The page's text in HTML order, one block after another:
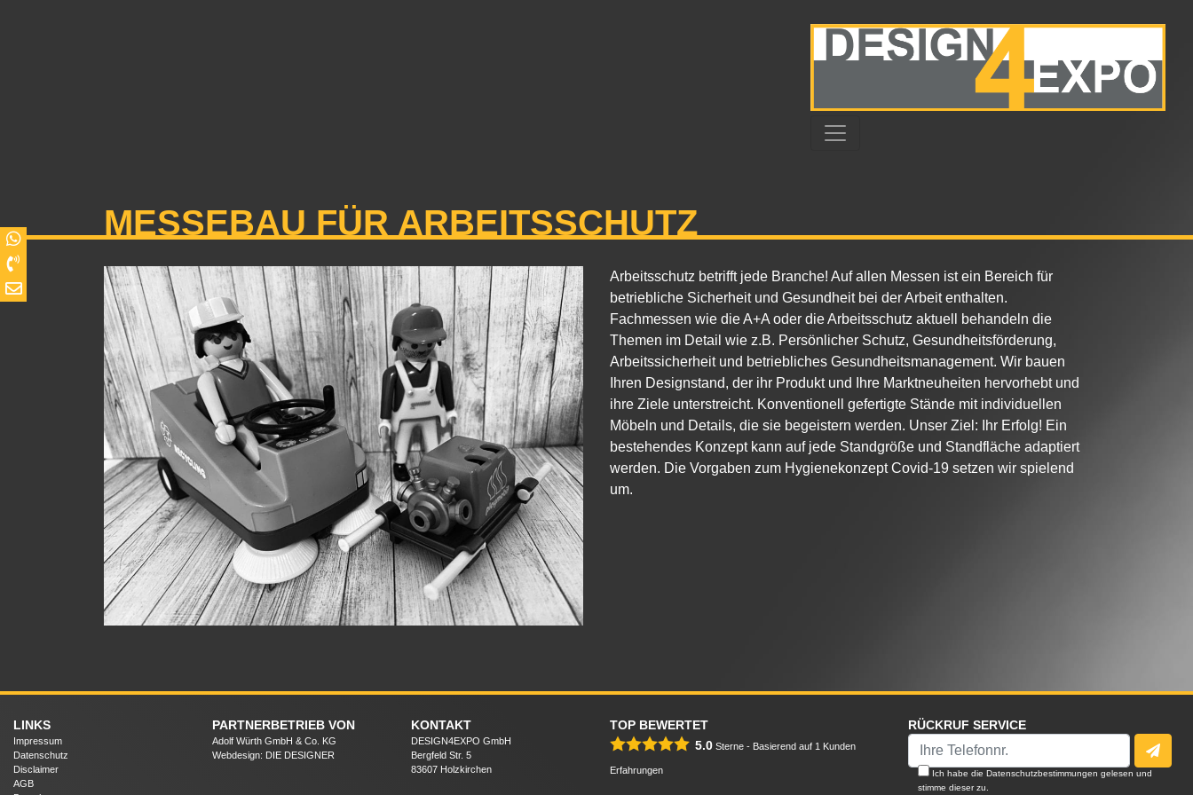
MESSEBAU FÜR ARBEITSSCHUTZ
Arbeitsschutz betrifft jede Branche! Auf allen Messen ist ein Bereich für
betriebliche Sicherheit und Gesundheit bei der Arbeit enthalten.
Fachmessen wie die A+A oder die Arbeitsschutz aktuell behandeln die
Themen im Detail wie z.B. Persönlicher Schutz, Gesundheitsförderung,
Arbeitssicherheit und betriebliches Gesundheitsmanagement. Wir bauen
Ihren Designstand, der ihr Produkt und Ihre Marktneuheiten hervorhebt und
ihre Ziele unterstreicht. Konventionell gefertigte Stände mit individuellen
Möbeln und Details, die sie begeistern werden. Unser Ziel: Ihr Erfolg! Ein
bestehendes Konzept kann auf jede Standgröße und Standfläche adaptiert
werden. Die Vorgaben zum Hygienekonzept Covid-19 setzen wir spielend
um.
LINKS
Impressum
Datenschutz
Disclaimer
AGB
PARTNERBETRIEB VON
Adolf Würth GmbH & Co. KG
Webdesign: DIE DESIGNER
KONTAKT
DESIGN4EXPO GmbH
Bergfeld Str. 5
83607 Holzkirchen
TOP BEWERTET
5.0 Sterne - Basierend auf 1 Kunden
Erfahrungen
RÜCKRUF SERVICE
Ich habe dieDatenschutzbestimmungen gelesen und
stimme dieser zu.